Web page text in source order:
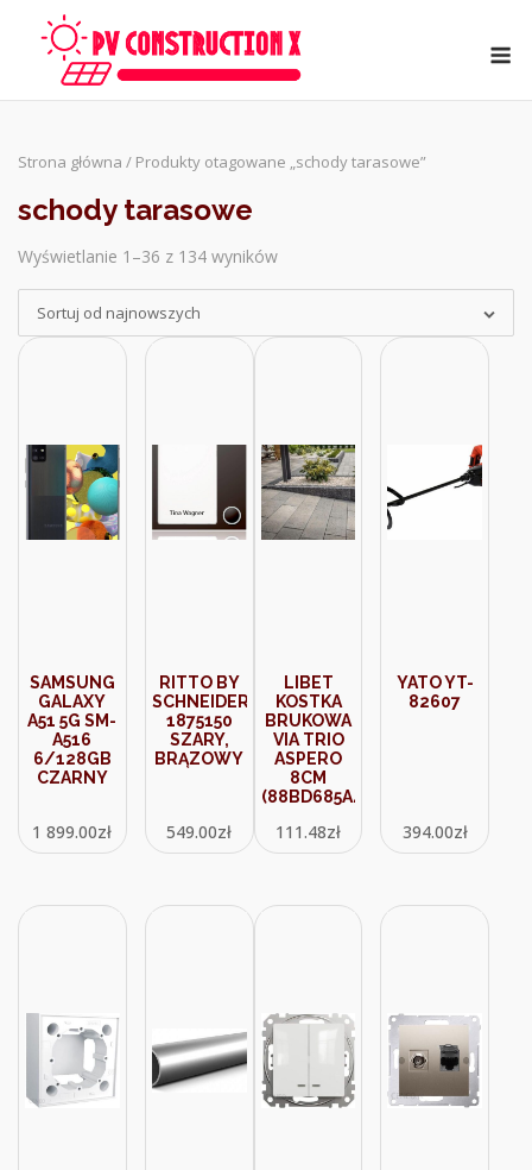
Strona główna / Produkty otagowane „schody tarasowe”
schody tarasowe
Wyświetlanie 1–36 z 134 wyników
latest
Sortuj od najnowszych
SAMSUNG
GALAXY
A51 5G SM-
A516
6/128GB
CZARNY
1 899.00zł
RITTO BY
SCHNEIDER
1875150
SZARY,
BRĄZOWY
549.00zł
LIBET
KOSTKA
BRUKOWA
VIA TRIO
ASPERO
8CM
(88BD685A4)
111.48zł
YATO YT-
82607
394.00zł